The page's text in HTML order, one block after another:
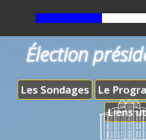
Les Sondages Le
Liens
Élection